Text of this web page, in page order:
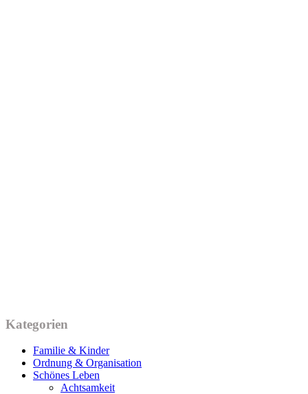
Kategorien
Familie & Kinder
Ordnung & Organisation
Schönes Leben
Achtsamkeit